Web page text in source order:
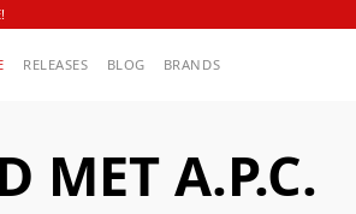
RELEASES BLOG BRANDS
MET A.P.C.